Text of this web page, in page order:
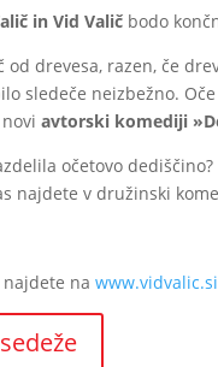
in Vid Valič bodo
od drevesa, razen, če
sledeče neizbežno.
noviavtorski komediji
očetovo
najdete v družinski
najdete nawww.vidvalic.si